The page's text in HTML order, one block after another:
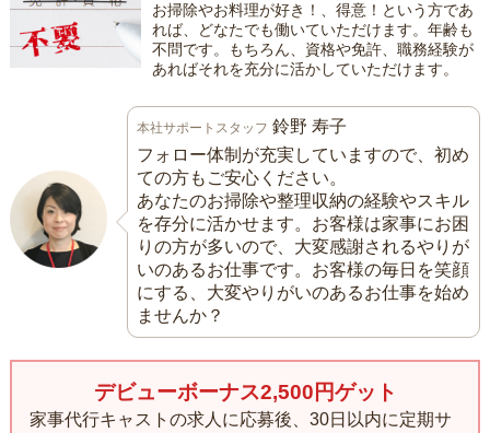
お掃除やお料理が好き！、得意！という方であ
れば、どなたでも働いていただけます。年齢も
不問です。もちろん、資格や免許、職務経験が
あればそれを充分に活かしていただけます。
本社サポートスタッフ 鈴野 寿子
フォロー体制が充実していますので、初め
ての方もご安心ください。
あなたのお掃除や整理収納の経験やスキル
を存分に活かせます。お客様は家事にお困
りの方が多いので、大変感謝されるやりが
いのあるお仕事です。お客様の毎日を笑顔
にする、大変やりがいのあるお仕事を始め
ませんか？
デビューボーナス2,500円ゲット
家事代行キャストの求人に応募後、30日以内に定期サ